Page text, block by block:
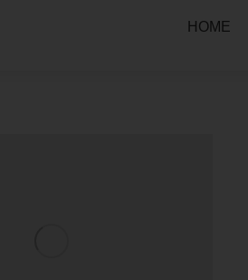
HOME